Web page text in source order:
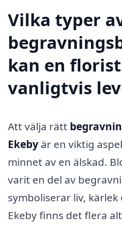
Vilka typer
kan en
vanligtvis
Att välja rätt
Ekeby är en viktig
minnet av en älskad.
varit en del av
symboliserar liv,
Ekeby finns det flera